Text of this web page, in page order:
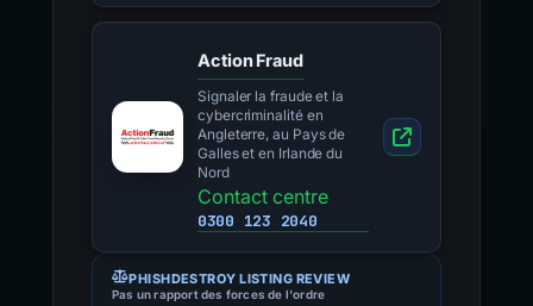
Action Fraud
Signaler la fraude et la
cybercriminalité en
Angleterre, au Pays de
Galles et en Irlande du
Nord
Contact centre
0300 123 2040
PHISHDESTROY LISTING REVIEW
Pas un rapport des forces de l'ordre